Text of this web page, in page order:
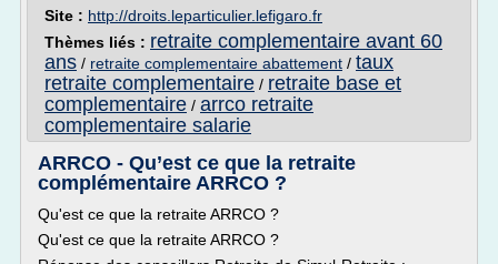
Site : http://droits.leparticulier.lefigaro.fr
Thèmes liés : retraite complementaire avant 60
ans / retraite complementaire abattement / taux
retraite complementaire / retraite base et
complementaire / arrco retraite
complementaire salarie
ARRCO - Qu’est ce que la retraite
complémentaire ARRCO ?
Qu'est ce que la retraite ARRCO ?
Qu'est ce que la retraite ARRCO ?